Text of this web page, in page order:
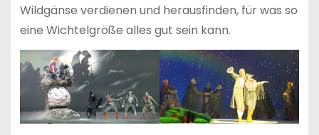
Wildgänse verdienen und herausfinden, für was so
eine Wichtelgröße alles gut sein kann.